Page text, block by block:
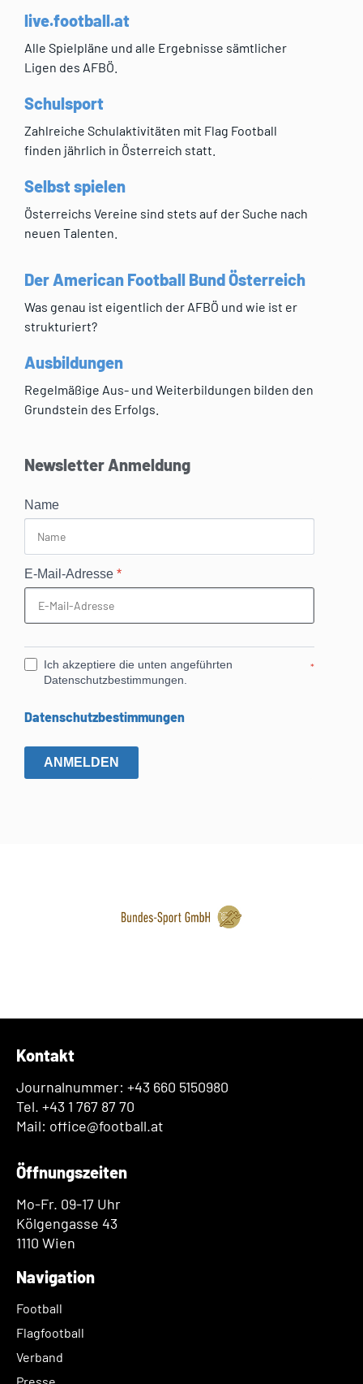
live.football.at
Alle Spielpläne und alle Ergebnisse sämtlicher
Ligen des AFBÖ.
Schulsport
Zahlreiche Schulaktivitäten mit Flag Football
finden jährlich in Österreich statt.
Selbst spielen
Österreichs Vereine sind stets auf der Suche nach
neuen Talenten.
Der American Football Bund Österreich
Was genau ist eigentlich der AFBÖ und wie ist er
strukturiert?
Ausbildungen
Regelmäßige Aus- und Weiterbildungen bilden den
Grundstein des Erfolgs.
Newsletter Anmeldung
Name
E-Mail-Adresse *
Ich akzeptiere die unten angeführten
Datenschutzbestimmungen.
*
Datenschutzbestimmungen
ANMELDEN
Kontakt
Journalnummer: +43 660 5150980
Tel. +43 1 767 87 70
Mail: office@football.at
Öffnungszeiten
Mo-Fr. 09-17 Uhr
Kölgengasse 43
1110 Wien
Navigation
Football
Flagfootball
Verband